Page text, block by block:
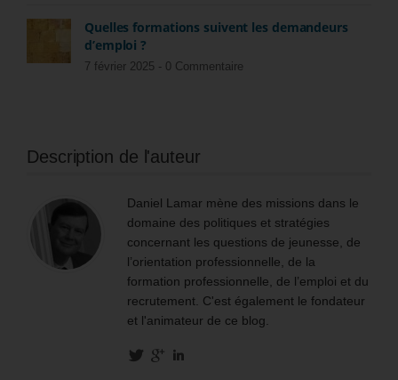
Quelles formations suivent les demandeurs
d’emploi ?
7 février 2025 - 0 Commentaire
Description de l'auteur
Daniel Lamar mène des missions dans le
domaine des politiques et stratégies
concernant les questions de jeunesse, de
l’orientation professionnelle, de la
formation professionnelle, de l’emploi et du
recrutement. C'est également le fondateur
et l'animateur de ce blog.